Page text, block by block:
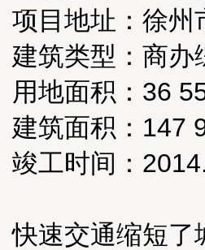
项目地址：徐州
建筑类型：商办
用地面积：36
建筑面积：147
竣工时间：
快速交通缩短了